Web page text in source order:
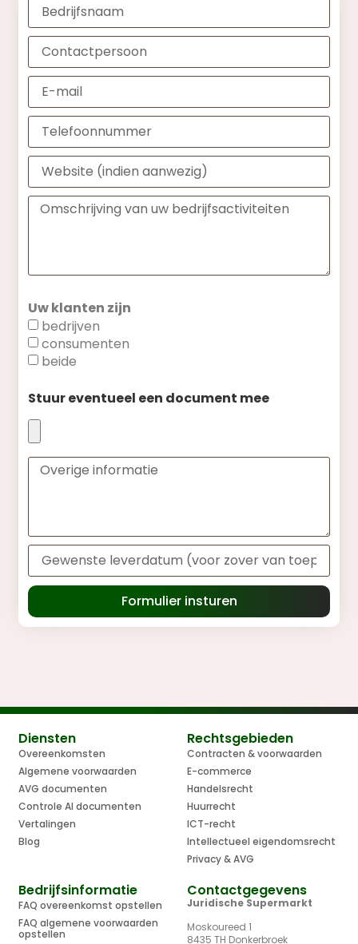
Uw klanten zijn
bedrijven
consumenten
beide
Stuur eventueel een document mee
Formulier insturen
Diensten
Overeenkomsten
Algemene voorwaarden
AVG documenten
Controle AI documenten
Vertalingen
Blog
Rechtsgebieden
Contracten & voorwaarden
E-commerce
Handelsrecht
Huurrecht
ICT-recht
Intellectueel eigendomsrecht
Privacy & AVG
Bedrijfsinformatie
FAQ overeenkomst opstellen
FAQ algemene voorwaarden
opstellen
Contactgegevens
Juridische Supermarkt
Moskoureed 1
8435 TH Donkerbroek